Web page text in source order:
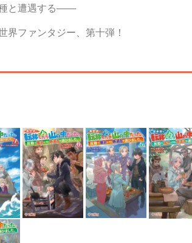
種と遭遇する――
界ファンタジー、第十弾！